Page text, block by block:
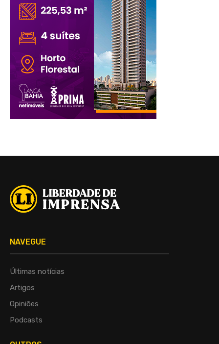
NAVEGUE
Últimas notícias
Artigos
Opiniões
Podcasts